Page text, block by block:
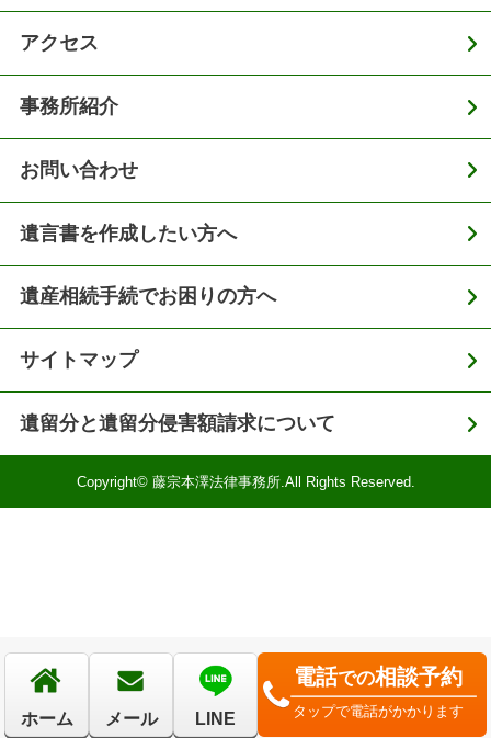
アクセス
事務所紹介
お問い合わせ
遺言書を作成したい方へ
遺産相続手続でお困りの方へ
サイトマップ
遺留分と遺留分侵害額請求について
ホーム メール LINE
電話での相談予約
タップで電話がかかります
Copyright© 藤宗本澤法律事務所.All Rights Reserved.